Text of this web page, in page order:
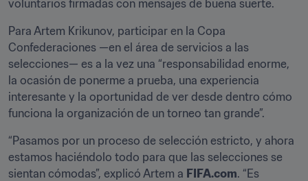
voluntarios firmadas con mensajes de buena suerte.
Para Artem Krikunov, participar en la Copa
Confederaciones —en el área de servicios a las
selecciones— es a la vez una “responsabilidad enorme,
la ocasión de ponerme a prueba, una experiencia
interesante y la oportunidad de ver desde dentro cómo
funciona la organización de un torneo tan grande”.
“Pasamos por un proceso de selección estricto, y ahora
estamos haciéndolo todo para que las selecciones se
sientan cómodas”, explicó Artem a FIFA.com. “Es